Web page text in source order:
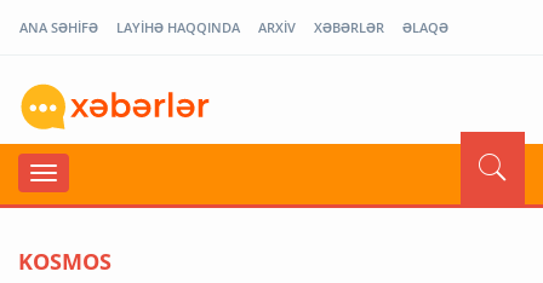
ANA SƏHİFƏ LAYİHƏ HAQQINDA ARXİV XƏBƏRLƏR ƏLAQƏ
KOSMOS